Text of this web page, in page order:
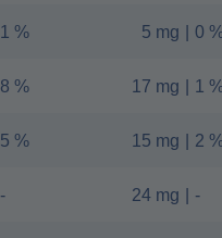
1 %
8 %
5 %
-
5 mg 0
17 mg 1
15 mg 2
24 mg -